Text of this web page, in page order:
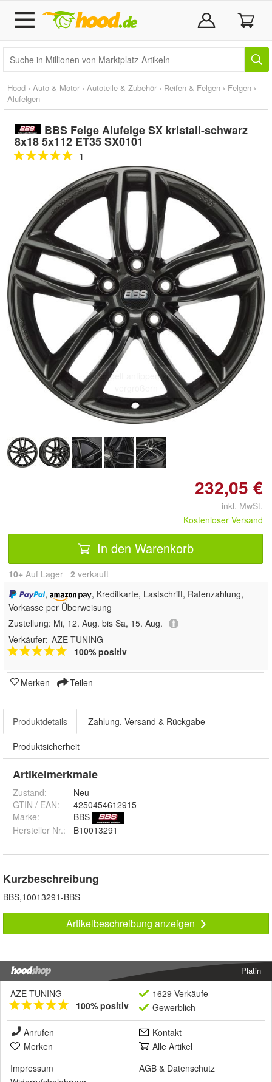
Hood › Auto & Motor › Autoteile & Zubehör › Reifen & Felgen › Felgen ›
Alufelgen
BBS Felge Alufelge SX kristall-schwarz
8x18 5x112 ET35 SX0101
1
Doppelt antippen zum
232,05 €
inkl. MwSt.
Kostenloser Versand
In den Warenkorb
10+ Auf Lager 2 verkauft
,
, Kreditkarte, Lastschrift, Ratenzahlung,
Vorkasse per Überweisung
Zustellung: Mi, 12. Aug. bis Sa, 15. Aug.
Verkäufer: AZE-TUNING
100% positiv
Merken Teilen
Produktdetails Zahlung, Versand & Rückgabe
Produktsicherheit
Artikelmerkmale
Zustand:
Neu
GTIN / EAN:
4250454612915
Marke:
BBS
Hersteller Nr.:
B10013291
Kurzbeschreibung
BBS,10013291-BBS
Artikelbeschreibung anzeigen
Platin
AZE-TUNING
100% positiv
1629 Verkäufe
Gewerblich
Anrufen
Kontakt
Merken
Alle Artikel
Impressum
AGB & Datenschutz